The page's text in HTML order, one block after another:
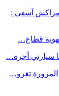
مراكش آسفي :
قطاع…
سيارتي أجرة…
المزورة تغزو…